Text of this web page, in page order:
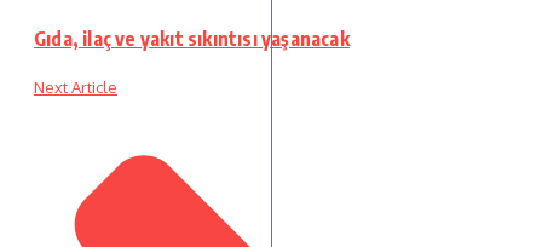
Gıda, ilaç ve yakıt sıkıntısı yaşanacak
Next Article